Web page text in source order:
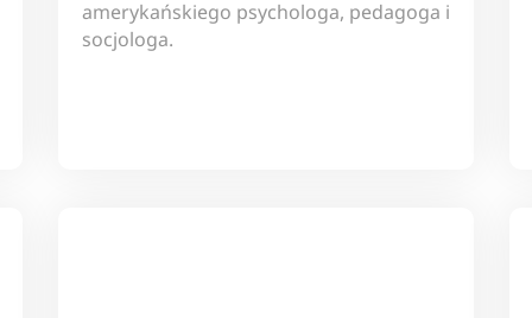
amerykańskiego psychologa, pedagoga i
socjologa.